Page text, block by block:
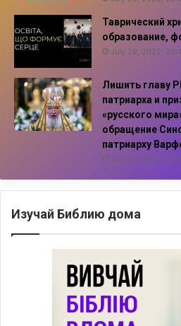
Таврический
образование,
July 29, 2022,
Лишить главу
патриарха и
«русского
обращение
патриарху
July 29, 2022,
Изучай Библию дома